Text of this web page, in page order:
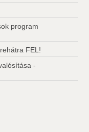
program
FEL!
-